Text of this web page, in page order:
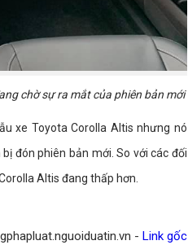
chờ sự ra mắt của phiên bản mới
xe Toyota Corolla Altis nhưng nó
đón phiên bản mới. So với các đối
Altis đang thấp hơn.
- Link gốc